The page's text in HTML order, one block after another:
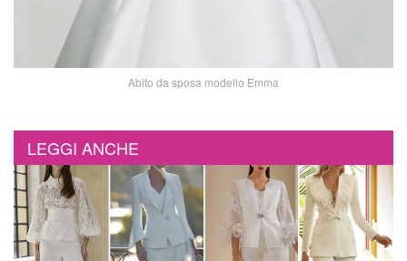
Abito da sposa modello Emma
LEGGI ANCHE